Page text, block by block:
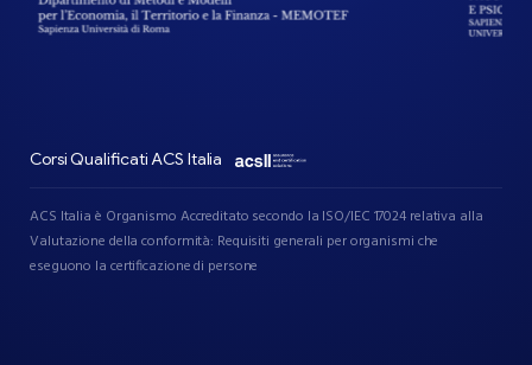
Corsi Qualificati ACS Italia
ACS Italia è Organismo Accreditato secondo la ISO/IEC 17024 relativa alla
Valutazione della conformità: Requisiti generali per organismi che
eseguono la certificazione di persone